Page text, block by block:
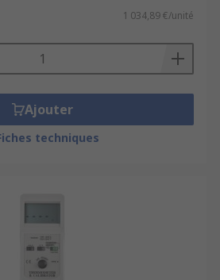
qualité et
de mesure, en délivrant
valide1 à 2 ans.
productif, réduire vos
de vie de vos outils.
catégories
1 034,89 €/unité
Ajouter
techniques